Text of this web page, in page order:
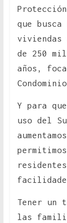
que
viviendas
de 250
años,
Y para
uso del
Tener un
las